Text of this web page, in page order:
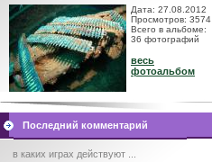
Дата: 27.08.2012
Просмотров: 3574
Всего в альбоме:
36 фотографий
весь
фотоальбом
Последний комментарий
в каких играх действуют ...